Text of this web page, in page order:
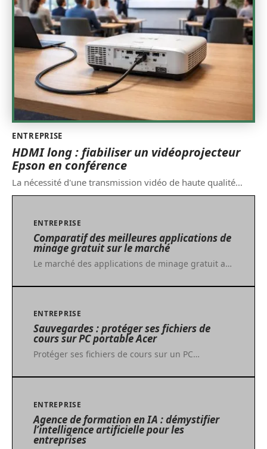
ENTREPRISE
HDMI long : fiabiliser un vidéoprojecteur
Epson en conférence
La nécessité d'une transmission vidéo de haute qualité…
ENTREPRISE
Comparatif des meilleures applications de
minage gratuit sur le marché
Le marché des applications de minage gratuit a…
ENTREPRISE
Sauvegardes : protéger ses fichiers de
cours sur PC portable Acer
Protéger ses fichiers de cours sur un PC…
ENTREPRISE
Agence de formation en IA : démystifier
l’intelligence artificielle pour les
entreprises